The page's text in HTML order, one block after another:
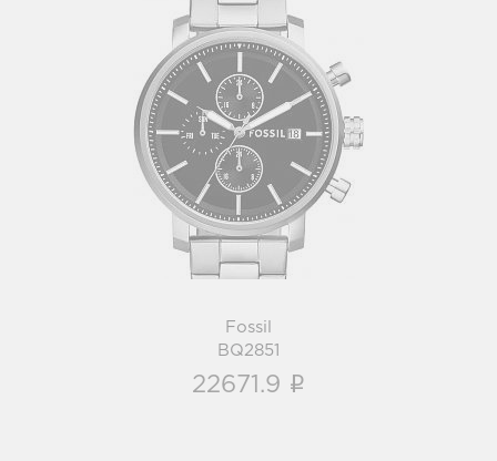
Fossil
BQ2851
i
Fossil
BQ2851
22671.9 i